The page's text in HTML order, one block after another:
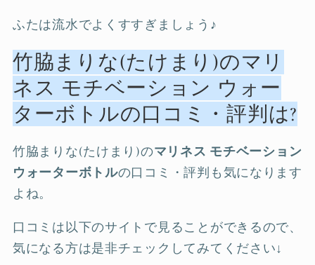
ふたは流水でよくすすぎましょう♪
竹脇まりな(たけまり)のマリ
ネス モチベーション ウォー
ターボトルの口コミ・評判は?
竹脇まりな(たけまり)のマリネス モチベーション
ウォーターボトルの口コミ・評判も気になります
よね。
口コミは以下のサイトで見ることができるので、
気になる方は是非チェックしてみてください↓